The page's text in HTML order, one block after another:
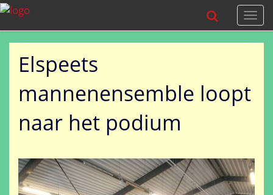
Elspeets
mannenensemble loopt
naar het podium